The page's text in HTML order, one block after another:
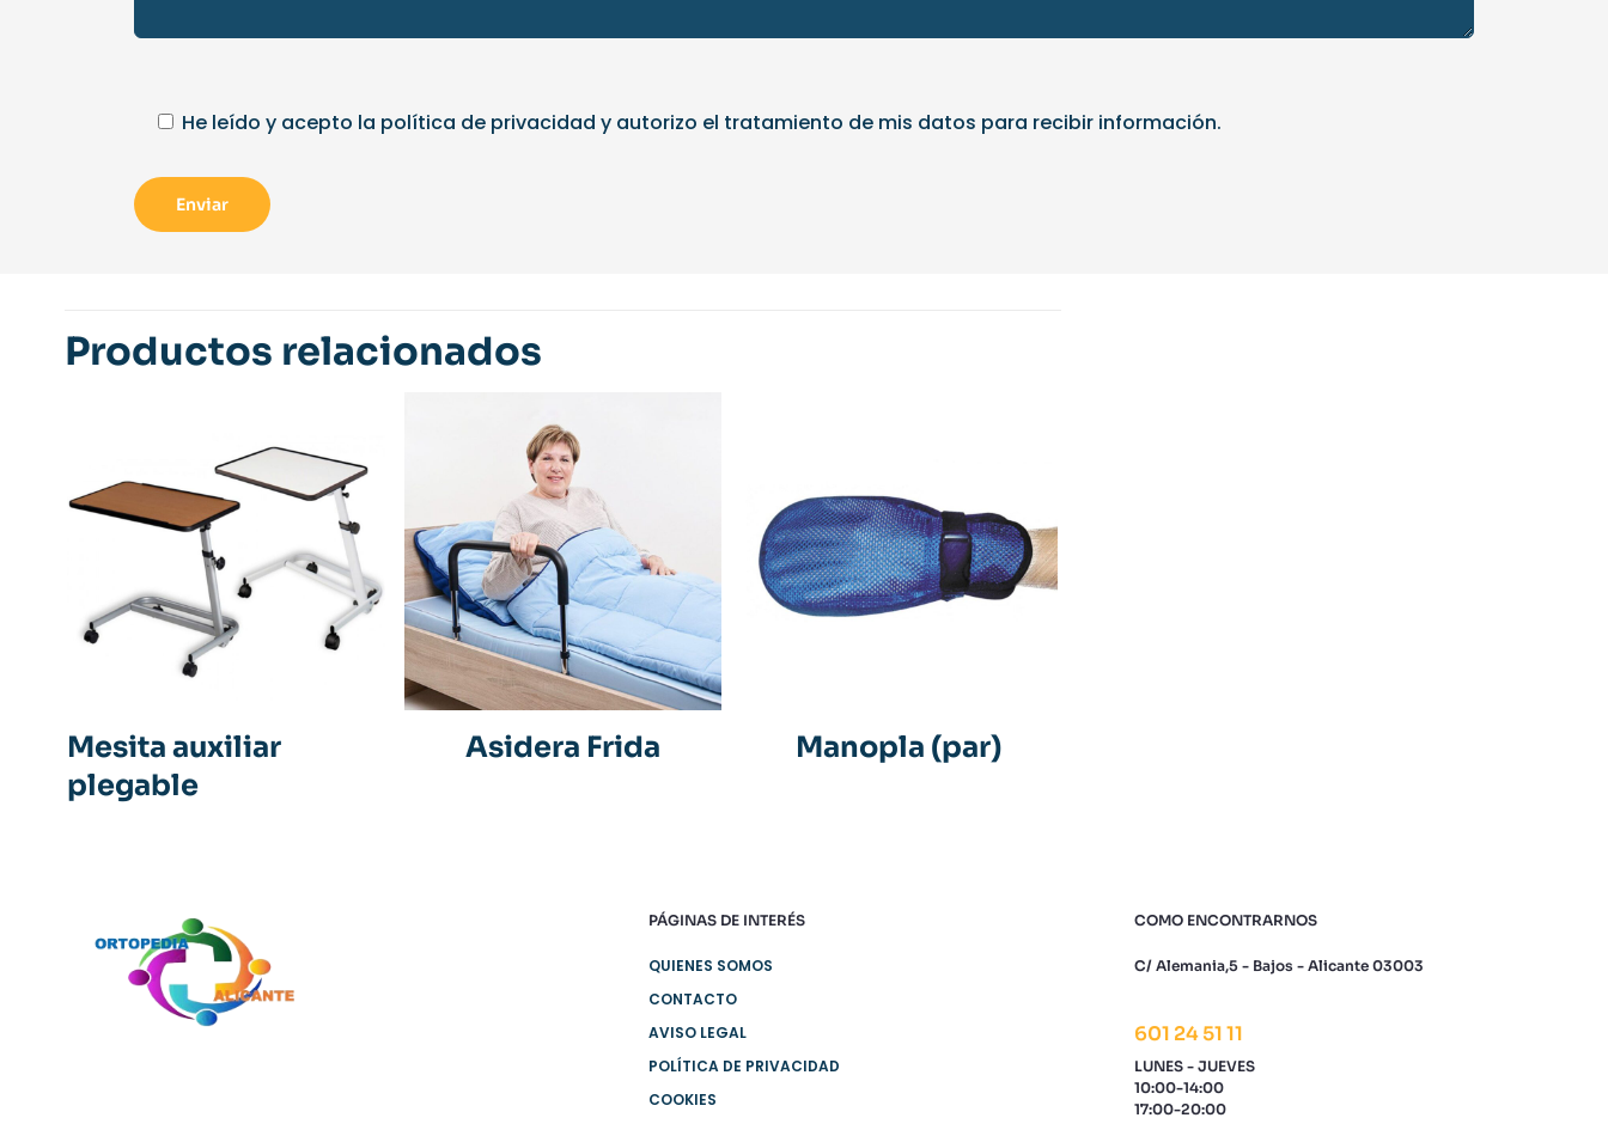
He leído y acepto la política de privacidad y autorizo el tratamiento de mis datos para recibir información.
Productos relacionados
Mesita auxiliar
plegable
Asidera Frida Manopla (par)
PÁGINAS DE INTERÉS
QUIENES SOMOS
CONTACTO
AVISO LEGAL
POLÍTICA DE PRIVACIDAD
COOKIES
COMO ENCONTRARNOS
C/ Alemania,5 - Bajos - Alicante 03003
601 24 51 11
LUNES - JUEVES
10:00-14:00
17:00-20:00